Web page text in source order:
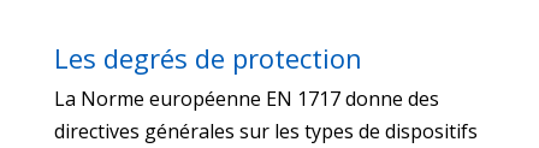
Les degrés de protection
La Norme européenne EN 1717 donne des
directives générales sur les types de dispositifs